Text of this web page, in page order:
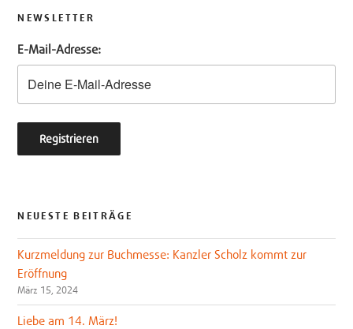
NEWSLETTER
E-Mail-Adresse:
NEUESTE BEITRÄGE
Kurzmeldung zur Buchmesse: Kanzler Scholz kommt zur
Eröffnung
März 15, 2024
Liebe am 14. März!